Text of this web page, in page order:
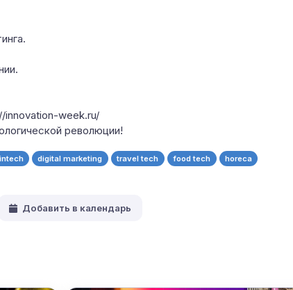
innovation-week.ru/
революции!
digital marketing travel tech food tech
horeca
Добавить в календарь